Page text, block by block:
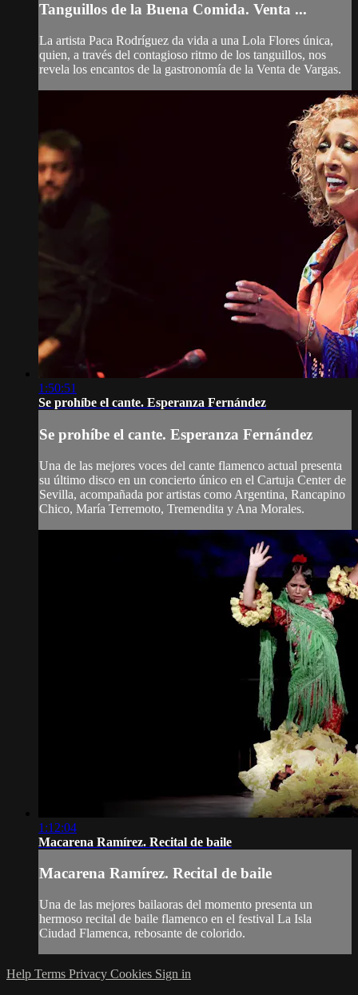
Tanguillos de la Buena Comida. Venta ...
La artista Paca Rodríguez da vida a una Lola Flores única,
quien, a través del contagioso ritmo de los tanguillos, nos
revela los encantos de la gastronomía de la Venta de Vargas.
1:50:51
Se prohíbe el cante. Esperanza Fernández
Se prohíbe el cante. Esperanza Fernández
Una de las mejores voces del cante flamenco actual presenta
su último disco en un concierto único en el Cartuja Center de
Sevilla, acompañada por artistas como Argentina, Rancapino
Chico, María Terremoto, Tremendita y Ana Morales.
1:12:04
Macarena Ramírez. Recital de baile
Macarena Ramírez. Recital de baile
Una de las mejores bailaoras del momento presenta un
hermoso recital de baile flamenco en el festival La Isla
Ciudad Flamenca, rebosante de colorido.
Help Terms Privacy Cookies Sign in